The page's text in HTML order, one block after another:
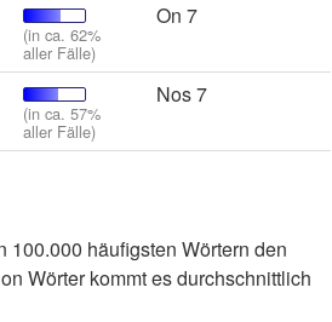
(in ca. 62%
aller Fälle)
On 7
(in ca. 57%
aller Fälle)
Nos 7
100.000 häufigsten Wörtern den
Wörter kommt es durchschnittlich